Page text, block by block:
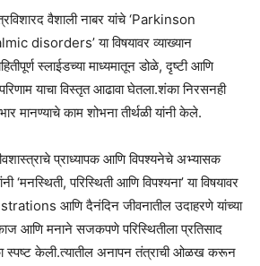
वैशाली नाबर यांचे ‘Parkinson
disorders’ या विषयावर व्याख्यान
स्लाईडच्या माध्यमातून डोळे, दृष्टी आणि
याचा विस्तृत आढावा घेतला.शंका निरसनही
मानण्याचे काम शोभना तीर्थळी यांनी केले.
प्राध्यापक आणि विपश्यनेचे अभ्यासक
‘मनस्थिती, परिस्थिती आणि विपश्यना’ या विषयावर
आणि दैनंदिन जीवनातील उदाहरणे यांच्या
आणि मनाने सजकपणे परिस्थितीला प्रतिसाद
स्पष्ट केली.त्यातील अनापन तंत्राची ओळख करून